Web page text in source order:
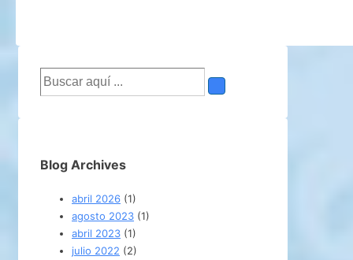
Buscar
por:
Blog Archives
abril 2026 (1)
agosto 2023 (1)
abril 2023 (1)
julio 2022 (2)